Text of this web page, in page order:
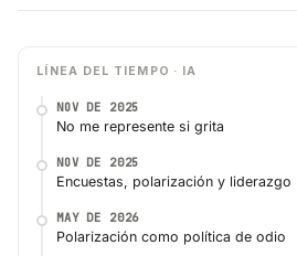
LÍNEA DEL TIEMPO · IA
NOV DE 2025
No me represente si grita
NOV DE 2025
Encuestas, polarización y liderazgo
MAY DE 2026
Polarización como política de odio